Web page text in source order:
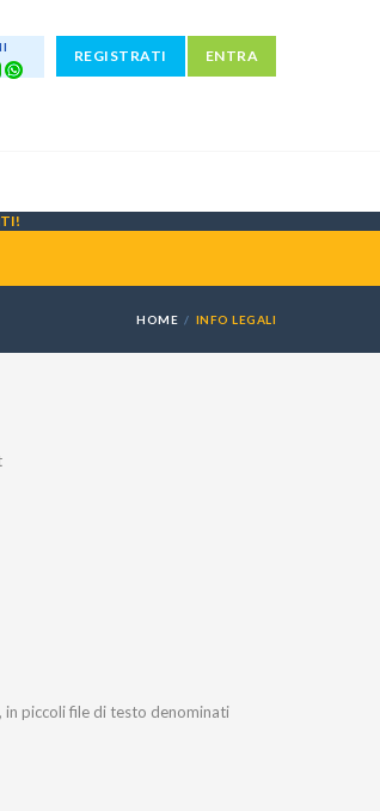
REGISTRATI ENTRA
HOME INFO LEGALI
in piccoli file di testo denominati